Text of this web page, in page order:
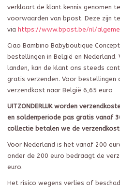
verklaart de klant kennis genomen
voorwaarden van bpost. Deze zijn
via https://www.bpost.be/nl/
Ciao Bambino Babyboutique
bestellingen in België en Nederland.
landen, kan de klant ons steeds
gratis verzenden. Voor
verzendkost naar België 6,65 euro
UITZONDERLIJK worden
en soldenperiode pas gratis vanaf
collectie betalen we de
Voor Nederland is het vanaf 200
onder de 200 euro bedraagt de
euro.
Het risico wegens verlies of